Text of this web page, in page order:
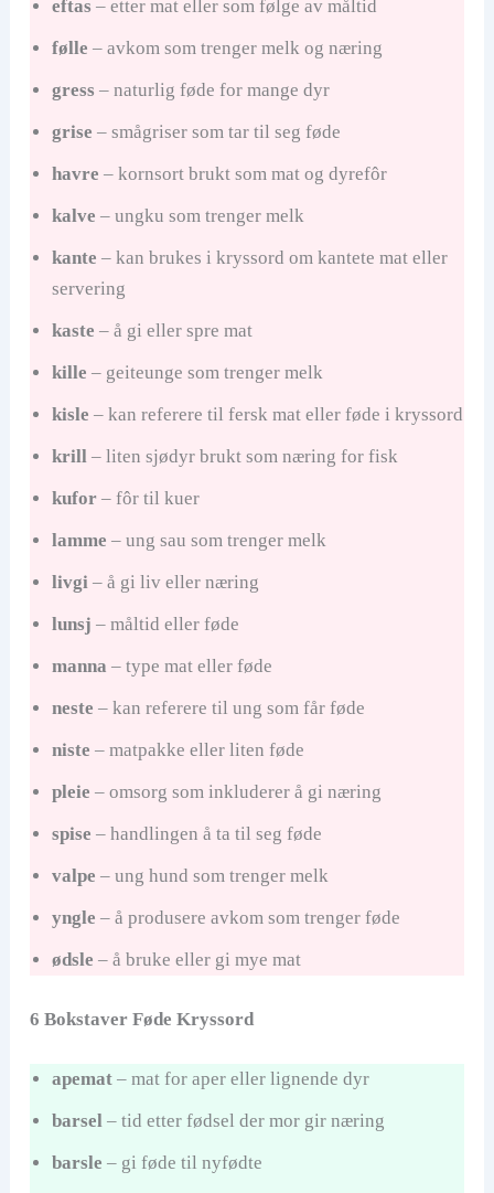
e
eftas – etter mat eller som følge av måltid
følle – avkom som trenger melk og næring
gress – naturlig føde for mange dyr
grise – smågriser som tar til seg føde
havre – kornsort brukt som mat og dyrefôr
kalve – ungku som trenger melk
kante – kan brukes i kryssord om kantete mat eller
servering
kaste – å gi eller spre mat
kille – geiteunge som trenger melk
kisle – kan referere til fersk mat eller føde i kryssord
krill– liten sjødyr brukt som næring for fisk
kufor– fôr til kuer
lamme – ung sau som trenger melk
livgi– å gi liv eller næring
lunsj – måltid eller føde
manna – type mat eller føde
neste – kan referere til ung som får føde
niste – matpakke eller liten føde
pleie – omsorg som inkluderer å gi næring
spise – handlingen å ta til seg føde
valpe – ung hund som trenger melk
yngle – å produsere avkom som trenger føde
ødsle – å bruke eller gi mye mat
6 Bokstaver Føde Kryssord
apemat– mat for aper eller lignende dyr
barsel– tid etter fødsel der mor gir næring
barsle – gi føde til nyfødte